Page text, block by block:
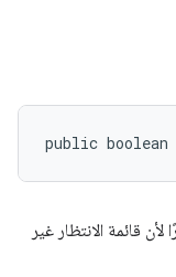
public boolean
قائمة الانتظار غير